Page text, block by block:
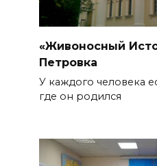
«Живоносный
Петровка
У каждого человека
где он родился